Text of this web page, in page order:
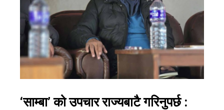
‘साम्बा’ को उपचार राज्यबाटै गरिनुपर्छ :